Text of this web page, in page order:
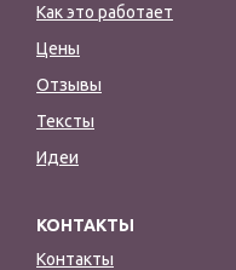
Как это работает
Цены
Отзывы
Тексты
Идеи
КОНТАКТЫ
Контакты